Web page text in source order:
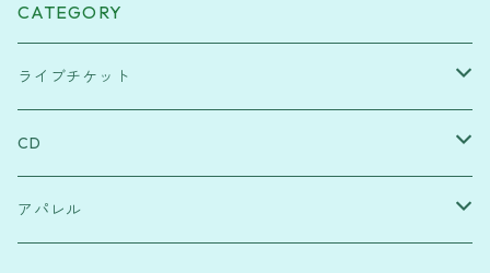
CATEGORY
ライブチケット
Music Lane Festival Okinawa
Yuka Takara 20th Anniversary
CD
高良結香 / Yuka Takara
アパレル